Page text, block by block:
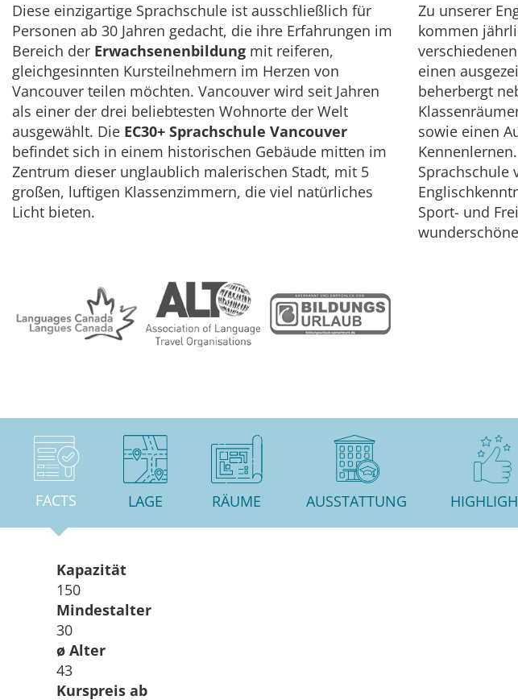
Diese einzigartige Sprachschule ist ausschließlich für
Personen ab 30 Jahren gedacht, die ihre Erfahrungen im
Bereich der Erwachsenenbildung mit reiferen,
gleichgesinnten Kursteilnehmern im Herzen von
Vancouver teilen möchten. Vancouver wird seit Jahren
als einer der drei beliebtesten Wohnorte der Welt
ausgewählt. Die EC30+ Sprachschule Vancouver
befindet sich in einem historischen Gebäude mitten im
Zentrum dieser unglaublich malerischen Stadt, mit 5
großen, luftigen Klassenzimmern, die viel natürliches
Licht bieten.
Zu unserer
kommen
einen
beherbergt
sowie einen
Sprachschule
Sport- und
FACTS LAGE RÄUME AUSSTATTUNG
Kapazität
150
Mindestalter
30
ø Alter
43
Kurspreis ab